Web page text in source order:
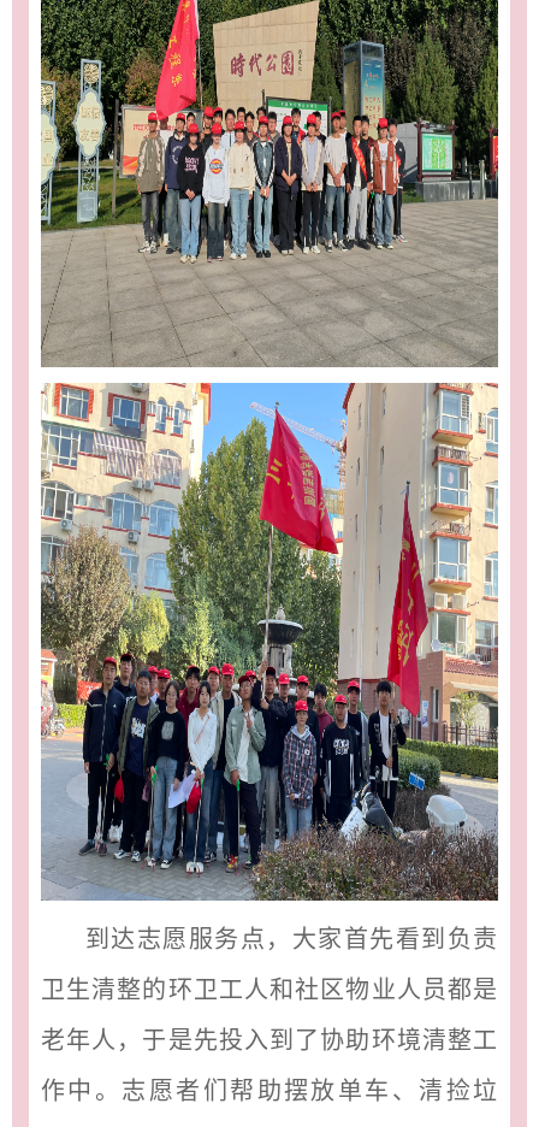
到达志愿服务点，大家首先看到负责
卫生清整的环卫工人和社区物业人员都是
老年人，于是先投入到了协助环境清整工
作中。志愿者们帮助摆放单车、清捡垃